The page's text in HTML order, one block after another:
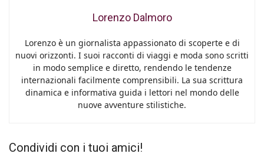
Lorenzo Dalmoro
Lorenzo è un giornalista appassionato di scoperte e di
nuovi orizzonti. I suoi racconti di viaggi e moda sono scritti
in modo semplice e diretto, rendendo le tendenze
internazionali facilmente comprensibili. La sua scrittura
dinamica e informativa guida i lettori nel mondo delle
nuove avventure stilistiche.
Condividi con i tuoi amici!